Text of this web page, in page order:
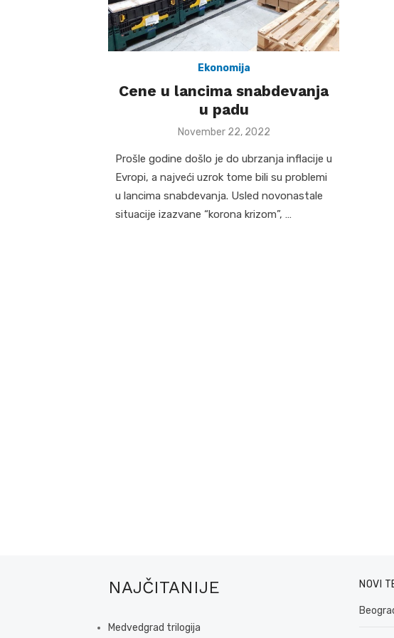
Ekonomija
Cene u lancima snabdevanja
u padu
Posted
November 22, 2022
Prošle godine došlo je do ubrzanja inflacije u
Evropi, a najveći uzrok tome bili su problemi
u lancima snabdevanja. Usled novonastale
situacije izazvane “korona krizom”, …
NAJČITANIJE
Medvedgrad trilogija
NOVI